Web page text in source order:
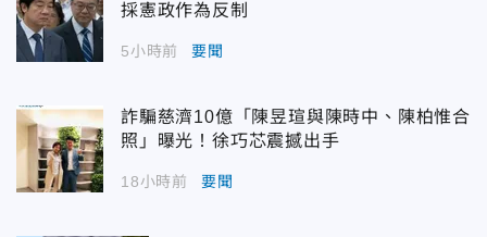
採憲政作為反制
5小時前 要聞
詐騙慈濟10億「陳昱瑄與陳時中、陳柏惟合
照」曝光！徐巧芯震撼出手
18小時前 要聞